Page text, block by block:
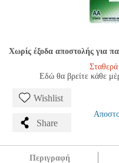
Χωρίς έξοδα αποστολής για
Εδώ θα βρείτε κάθε
Wishlist
Share
Περιγραφή